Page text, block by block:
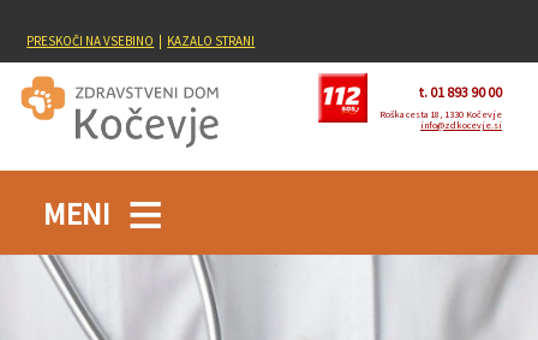
PRESKOČI NA VSEBINO KAZALO STRANI
t. 01 893 90 00
Roška cesta 18, 1330 Kočevje
info@zdkocevje.si
MENI